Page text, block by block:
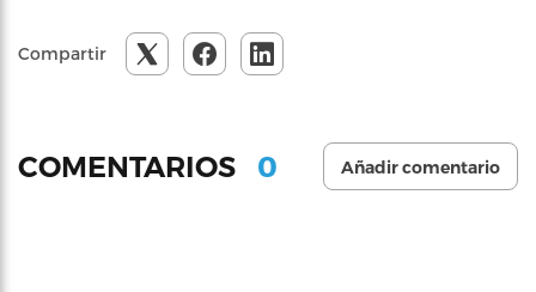
Compartir
COMENTARIOS 0 Añadir comentario